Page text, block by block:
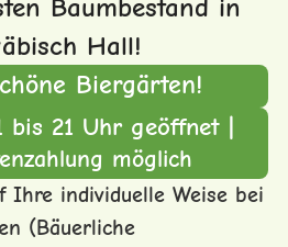
Baumbestand in
Hall!
Biergärten!
bis 21 Uhr geöffnet |
möglich
Ihre individuelle Weise bei
(Bäuerliche